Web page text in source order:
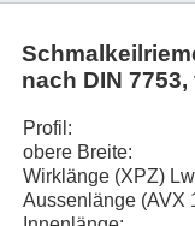
nach DIN
Profil:
obere Breite:
Wirklänge (XPZ)
Aussenlänge (AVX